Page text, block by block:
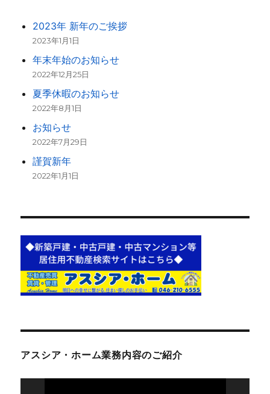
2023年 新年のご挨拶
2023年1月1日
年末年始のお知らせ
2022年12月25日
夏季休暇のお知らせ
2022年8月1日
お知らせ
2022年7月29日
謹賀新年
2022年1月1日
アスシア・ホーム業務内容のご紹介